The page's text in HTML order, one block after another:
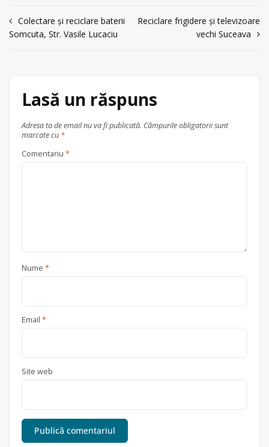
Administrator: Toba Nicolae
Navigare
Colectare și reciclare baterii
Somcuta, Str. Vasile Lucaciu
Reciclare frigidere și televizoare
vechi Suceava
Lasă un răspuns
Adresa ta de email nu va fi publicată. Câmpurile obligatorii sunt
marcate cu *
Comentariu *
Nume *
Email *
Site web